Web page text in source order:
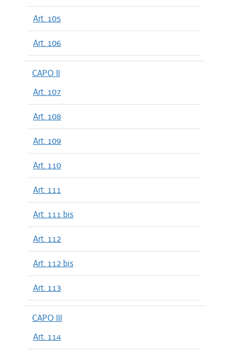
Art. 105
Art. 106
CAPO II
Art. 107
Art. 108
Art. 109
Art. 110
Art. 111
Art. 111 bis
Art. 112
Art. 112 bis
Art. 113
CAPO III
Art. 114